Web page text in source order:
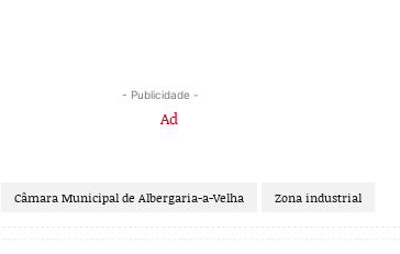
- Publicidade -
Câmara Municipal de Al­bergaria-a-Velha Zona indus­trial